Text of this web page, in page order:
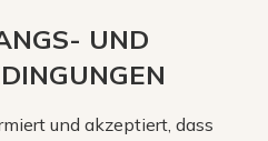
UND
und akzeptiert, dass